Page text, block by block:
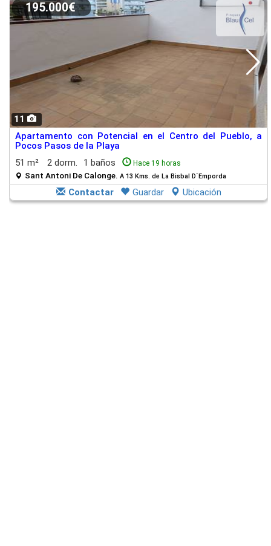
11
195.000€
Apartamento con Potencial en el Centro del Pueblo, a
Pocos Pasos de la Playa
51 m²
2 dorm. 1 baños Hace 19 horas
Sant Antoni De Calonge. A 13 Kms. de La Bisbal D´Emporda
Contactar Guardar Ubicación